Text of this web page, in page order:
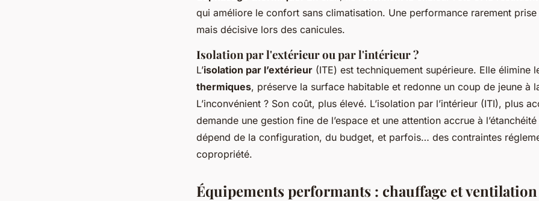
qui améliore le confort sans climatisation. Une performance rarement
mais décisive lors des canicules.
Isolation par l'extérieur ou par l'intérieur ?
L’isolation par l’extérieur (ITE) est techniquement supérieure. Elle élimine
thermiques, préserve la surface habitable et redonne un coup de jeune à
L’inconvénient ? Son coût, plus élevé. L’isolation par l’intérieur (ITI), plus
demande une gestion fine de l’espace et une attention accrue à l’étanchéité
dépend de la configuration, du budget, et parfois… des contraintes
copropriété.
Équipements performants : chauffage et ventilation